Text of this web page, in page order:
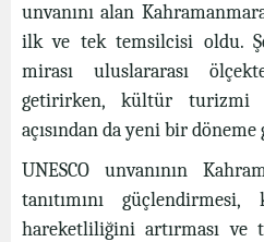
unvanını alan
ilk ve tek temsilcisi oldu.
mirası uluslararası
getirirken, kültür turizmi
açısından da yeni bir döneme
UNESCO unvanının
tanıtımını
hareketliliğini artırması